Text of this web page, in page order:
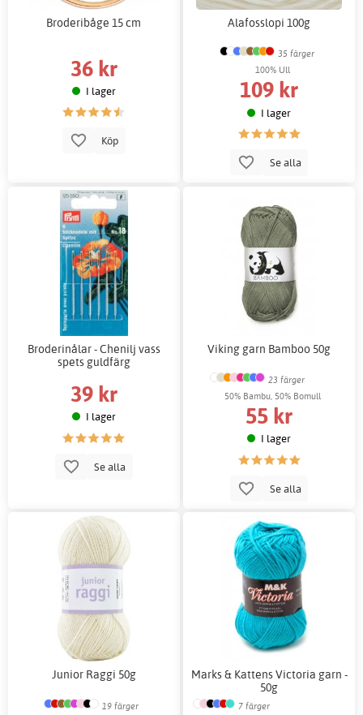
Broderibåge 15 cm
36 kr
I lager
Köp
Alafosslopi 100g
35 färger
100% Ull
109 kr
I lager
Se alla
Broderinålar - Chenilj vass
spets guldfärg
39 kr
I lager
Se alla
Viking garn Bamboo 50g
23 färger
50% Bambu, 50% Bomull
55 kr
I lager
Se alla
Junior Raggi 50g
19 färger
Marks & Kattens Victoria garn -
50g
7 färger